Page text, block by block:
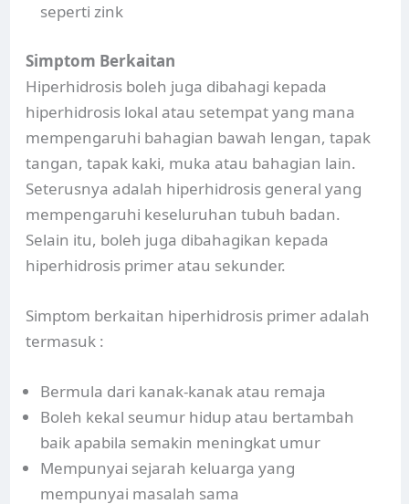
seperti zink
Simptom Berkaitan
Hiperhidrosis boleh juga dibahagi kepada
hiperhidrosis lokal atau setempat yang mana
mempengaruhi bahagian bawah lengan, tapak
tangan, tapak kaki, muka atau bahagian lain.
Seterusnya adalah hiperhidrosis general yang
mempengaruhi keseluruhan tubuh badan.
Selain itu, boleh juga dibahagikan kepada
hiperhidrosis primer atau sekunder.
Simptom berkaitan hiperhidrosis primer adalah
termasuk :
Bermula dari kanak-kanak atau remaja
Boleh kekal seumur hidup atau bertambah
baik apabila semakin meningkat umur
Mempunyai sejarah keluarga yang
mempunyai masalah sama